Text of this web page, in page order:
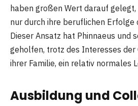
haben großen Wert darauf gelegt,
nur durch ihre beruflichen Erfolge
Dieser Ansatz hat Phinnaeus und
geholfen, trotz des Interesses
ihrer Familie, ein relativ normales
Ausbildung und